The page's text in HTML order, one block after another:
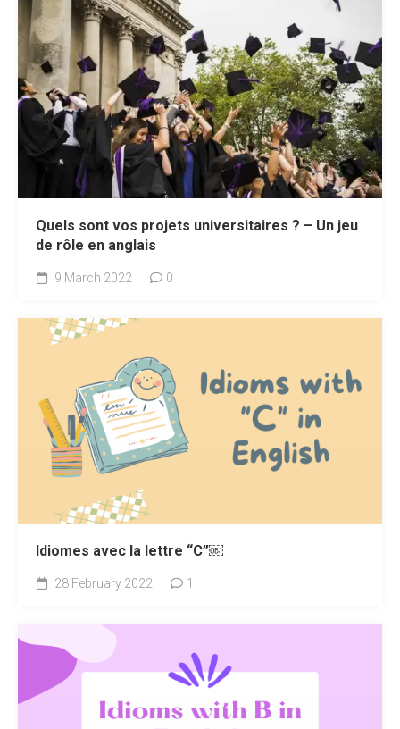
Quels sont vos projets universitaires ? – Un jeu
de rôle en anglais
9 March 2022 0
Idiomes avec la lettre “C”￼
28 February 2022 1